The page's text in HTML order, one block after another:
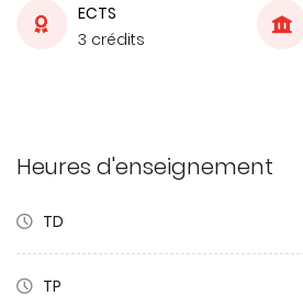
ECTS
3 crédits
Heures d'enseignement
TD
TP